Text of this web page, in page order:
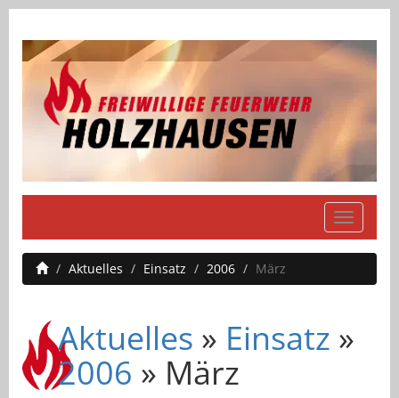
Aktuelles
Einsatz 2006 März
Aktuelles » Einsatz »
2006 » März